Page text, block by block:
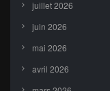
juillet 2026
juin 2026
mai 2026
avril 2026